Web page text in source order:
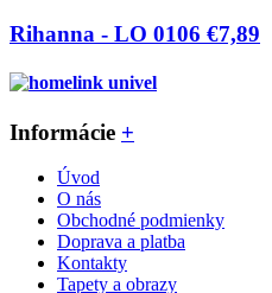
Rihanna - LO 0106 €7,89
Informácie +
Úvod
O nás
Obchodné podmienky
Doprava a platba
Kontakty
Tapety a obrazy